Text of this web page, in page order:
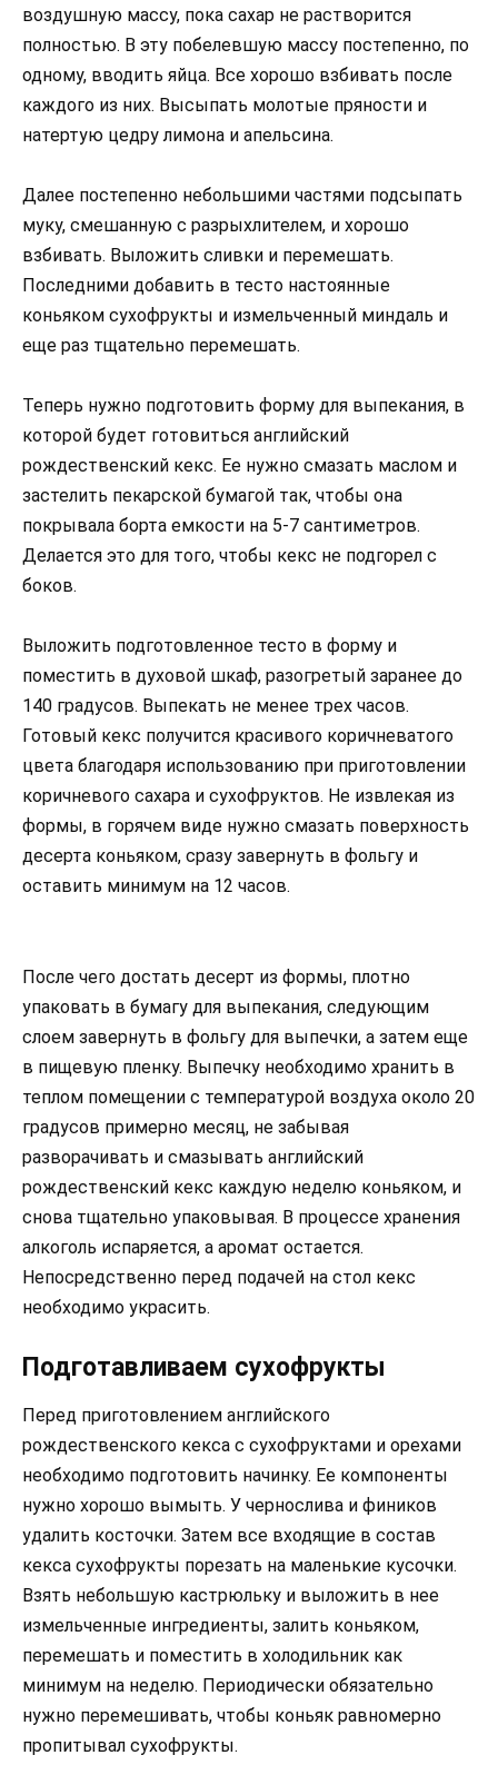
воздушную массу, пока сахар не растворится
полностью. В эту побелевшую массу постепенно, по
одному, вводить яйца. Все хорошо взбивать после
каждого из них. Высыпать молотые пряности и
натертую цедру лимона и апельсина.
Далее постепенно небольшими частями подсыпать
муку, смешанную с разрыхлителем, и хорошо
взбивать. Выложить сливки и перемешать.
Последними добавить в тесто настоянные
коньяком сухофрукты и измельченный миндаль и
еще раз тщательно перемешать.
Теперь нужно подготовить форму для выпекания, в
которой будет готовиться английский
рождественский кекс. Ее нужно смазать маслом и
застелить пекарской бумагой так, чтобы она
покрывала борта емкости на 5-7 сантиметров.
Делается это для того, чтобы кекс не подгорел с
боков.
Выложить подготовленное тесто в форму и
поместить в духовой шкаф, разогретый заранее до
140 градусов. Выпекать не менее трех часов.
Готовый кекс получится красивого коричневатого
цвета благодаря использованию при приготовлении
коричневого сахара и сухофруктов. Не извлекая из
формы, в горячем виде нужно смазать поверхность
десерта коньяком, сразу завернуть в фольгу и
оставить минимум на 12 часов.
После чего достать десерт из формы, плотно
упаковать в бумагу для выпекания, следующим
слоем завернуть в фольгу для выпечки, а затем еще
в пищевую пленку. Выпечку необходимо хранить в
теплом помещении с температурой воздуха около 20
градусов примерно месяц, не забывая
разворачивать и смазывать английский
рождественский кекс каждую неделю коньяком, и
снова тщательно упаковывая. В процессе хранения
алкоголь испаряется, а аромат остается.
Непосредственно перед подачей на стол кекс
необходимо украсить.
Подготавливаем сухофрукты
Перед приготовлением английского
рождественского кекса с сухофруктами и орехами
необходимо подготовить начинку. Ее компоненты
нужно хорошо вымыть. У чернослива и фиников
удалить косточки. Затем все входящие в состав
кекса сухофрукты порезать на маленькие кусочки.
Взять небольшую кастрюльку и выложить в нее
измельченные ингредиенты, залить коньяком,
перемешать и поместить в холодильник как
минимум на неделю. Периодически обязательно
нужно перемешивать, чтобы коньяк равномерно
пропитывал сухофрукты.